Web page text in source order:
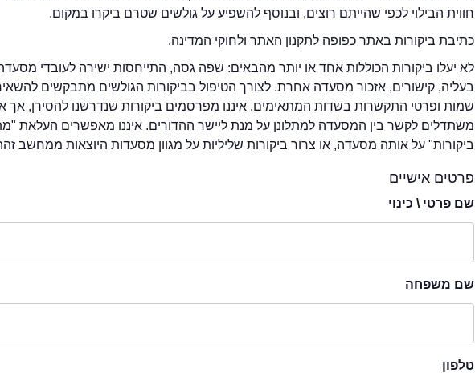
חווית הבילוי לכפי שהייתם רוצים, ובנוסף להשפיע על גולשים שטרם ביקרו במקום.
כתיבת ביקורות באתר כפופה לתקנון האתר ולחוקי המדינה.
לא יעלו ביקורות הכוללות אחד או יותר מהבאים: שפה גסה, התייחסות ישירה לעובדי
בעליה, קישורים, אזכור מסעדה אחרת. לצורך הטיפול בביקורות הגולשים מתבקשים
שמות ופרטי התקשרות בשדות המתאימים. איננו מפרסמים ביקורות שנדרשנו להסירן, אך
משתדלים לקשר בין המסעדה למתלונן על מנת ליישר ההדורים. איננו מאפשרים העלאת
ביקורות" על אותה מסעדה, או צרור ביקורות שליליות על מגוון מסעדות היוצאות ממחשב
פרטים אישיים
שם פרטי \ כינוי
שם משפחה
טלפון